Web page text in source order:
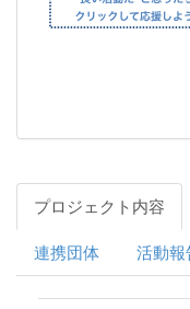
プロジェクト内容
連携団体 活動報